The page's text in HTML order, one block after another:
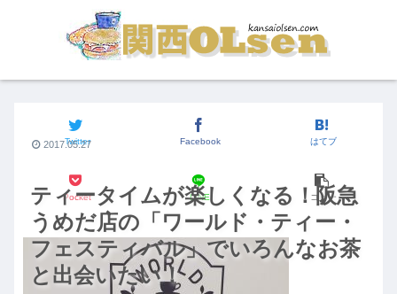
ティータイムが楽しくなる！阪急
うめだ店の「ワールド・ティー・
フェスティバル」でいろんなお茶
と出会いたい！
Twitter Facebook はてブ
Pocket LINE コピー
2017.05.27